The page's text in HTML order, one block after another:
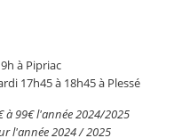
à Pipriac
17h45 à 18h45 à Plessé
à 99€ l'année 2024/2025
l'année 2024 / 2025